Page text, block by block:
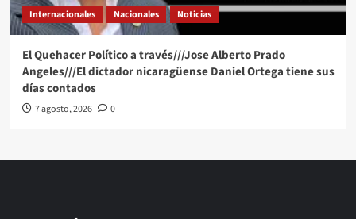
Internacionales Nacionales Noticias
El Quehacer Político a través///Jose Alberto Prado
Angeles///El dictador nicaragüense Daniel Ortega tiene sus
días contados
7 agosto, 2026 0